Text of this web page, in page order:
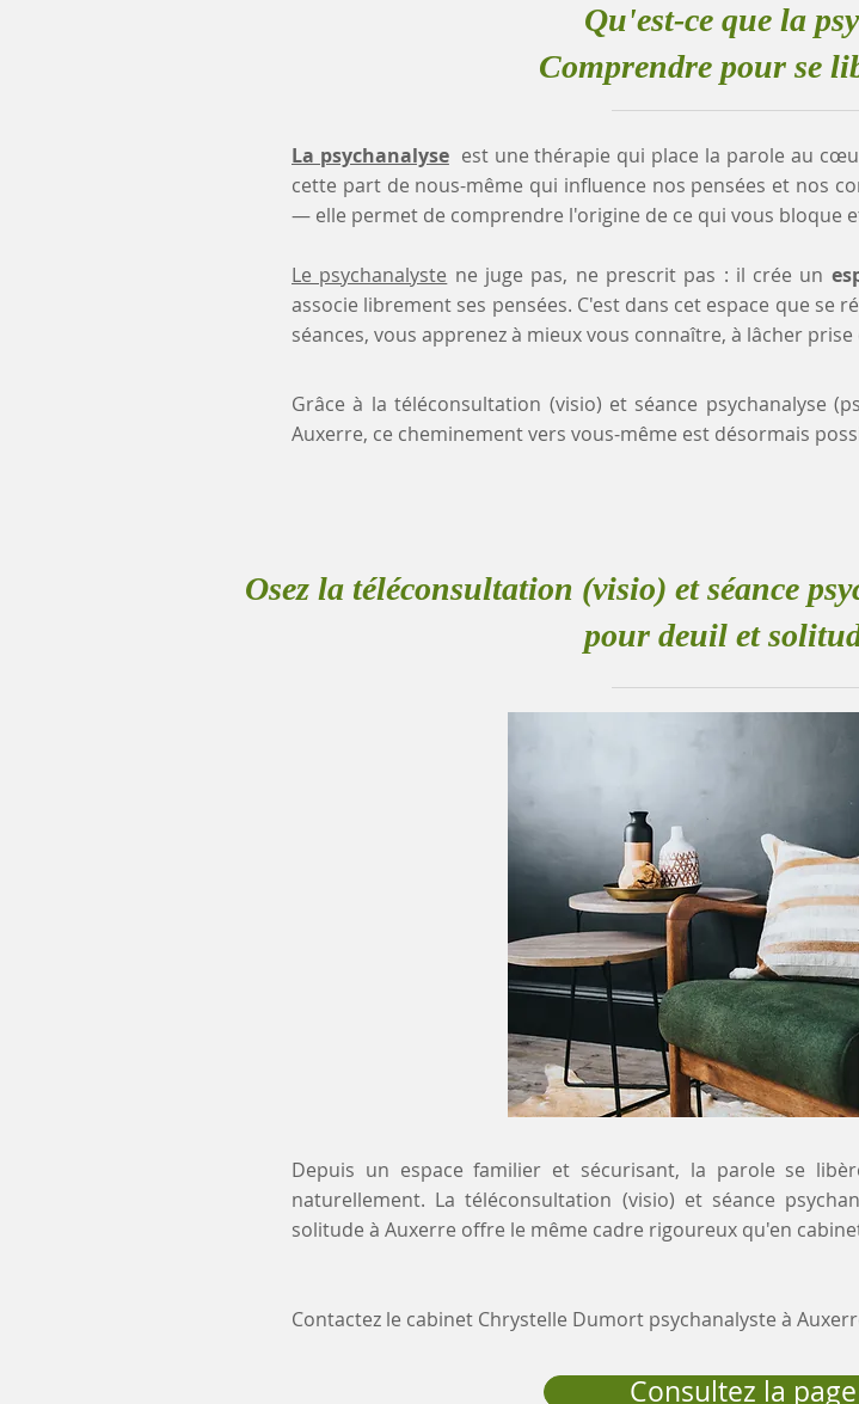
Qu'est-ce que la
Comprendre pour se
La psychanalyse est une thérapie qui place la parole au
cette part de nous-même qui influence nos pensées et nos
— elle permet de comprendre l'origine de ce qui vous bloque
Le psychanalyste ne juge pas, ne prescrit pas : il crée un
associe librement ses pensées. C'est dans cet espace que se
séances, vous apprenez à mieux vous connaître, à lâcher
Grâce à la téléconsultation (visio) et séance psychanalyse
Auxerre, ce cheminement vers vous-même est désormais
Osez la téléconsultation (visio) et séance
pour deuil et
Depuis un espace familier et sécurisant, la parole se
naturellement. La téléconsultation (visio) et séance
solitude à Auxerre offre le même cadre rigoureux qu'en
Contactez le cabinet Chrystelle Dumort psychanalyste à
Consultez la